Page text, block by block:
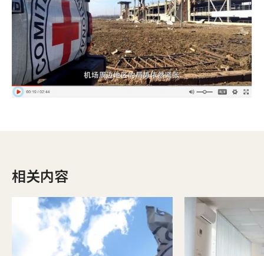
相关内容